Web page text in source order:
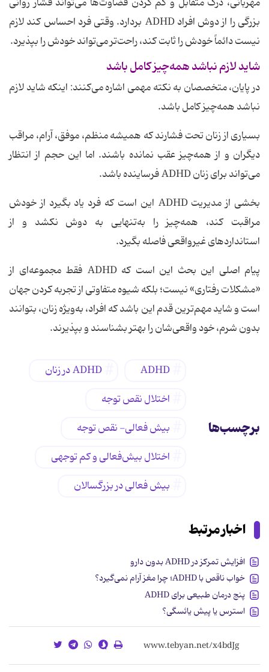
مهربانی، درک متقابل و کم کردن قضاوت‌ها می‌تواند فشار روانی
بزرگی را از دوش افراد ADHD بردارد. وقتی فرد احساس کند لازم
نیست دائماً خودش را ثابت کند، راحت‌تر می‌تواند خودش را بپذیرد.
شاید لازم نباشد همه‌چیز کامل باشد
در پایان، متخصصان به نکته مهمی اشاره می‌کنند: اینکه شاید لازم
نباشد همه‌چیز کامل باشد.
بسیاری از زنان تحت فشارند که همیشه منظم، موفق، آرام، مراقب
دیگران و از همه‌چیز عقب نمانده باشند. اما این حجم از انتظار
می‌تواند برای زنان ADHD فرساینده باشد.
بخشی از مدیریت ADHD این است که فرد یاد بگیرد از خودش
مراقبت کند، همه‌چیز را به‌تنهایی به دوش نکشد و از
استانداردهای غیرواقعی فاصله بگیرد.
پیام اصلی این بحث این است که ADHD فقط مجموعه‌ای از
«مشکلات رفتاری» نیست؛ بلکه شیوه متفاوتی از تجربه کردن جهان
است و شاید مهم‌ترین قدم این باشد که افراد، به‌ویژه زنان، بتوانند
بدون شرم، خود واقعی‌شان را بهتر بشناسند و بپذیرند.
برچسب‌ها
ADHD
ADHD در زنان
اختلال نقص توجه
بیش فعالی- نقص توجه
اختلال بیش‌فعالی و کم توجهی
بیش فعالی در بزرگسالان
اخبار مرتبط
افزایش تمرکز در ADHD بدون دارو
خواب ناقص با ADHD؛ چرا مغز آرام نمی‌گیرد؟
پنج درمان طبیعی برای ADHD
استرس یا پیش یائسگی؟